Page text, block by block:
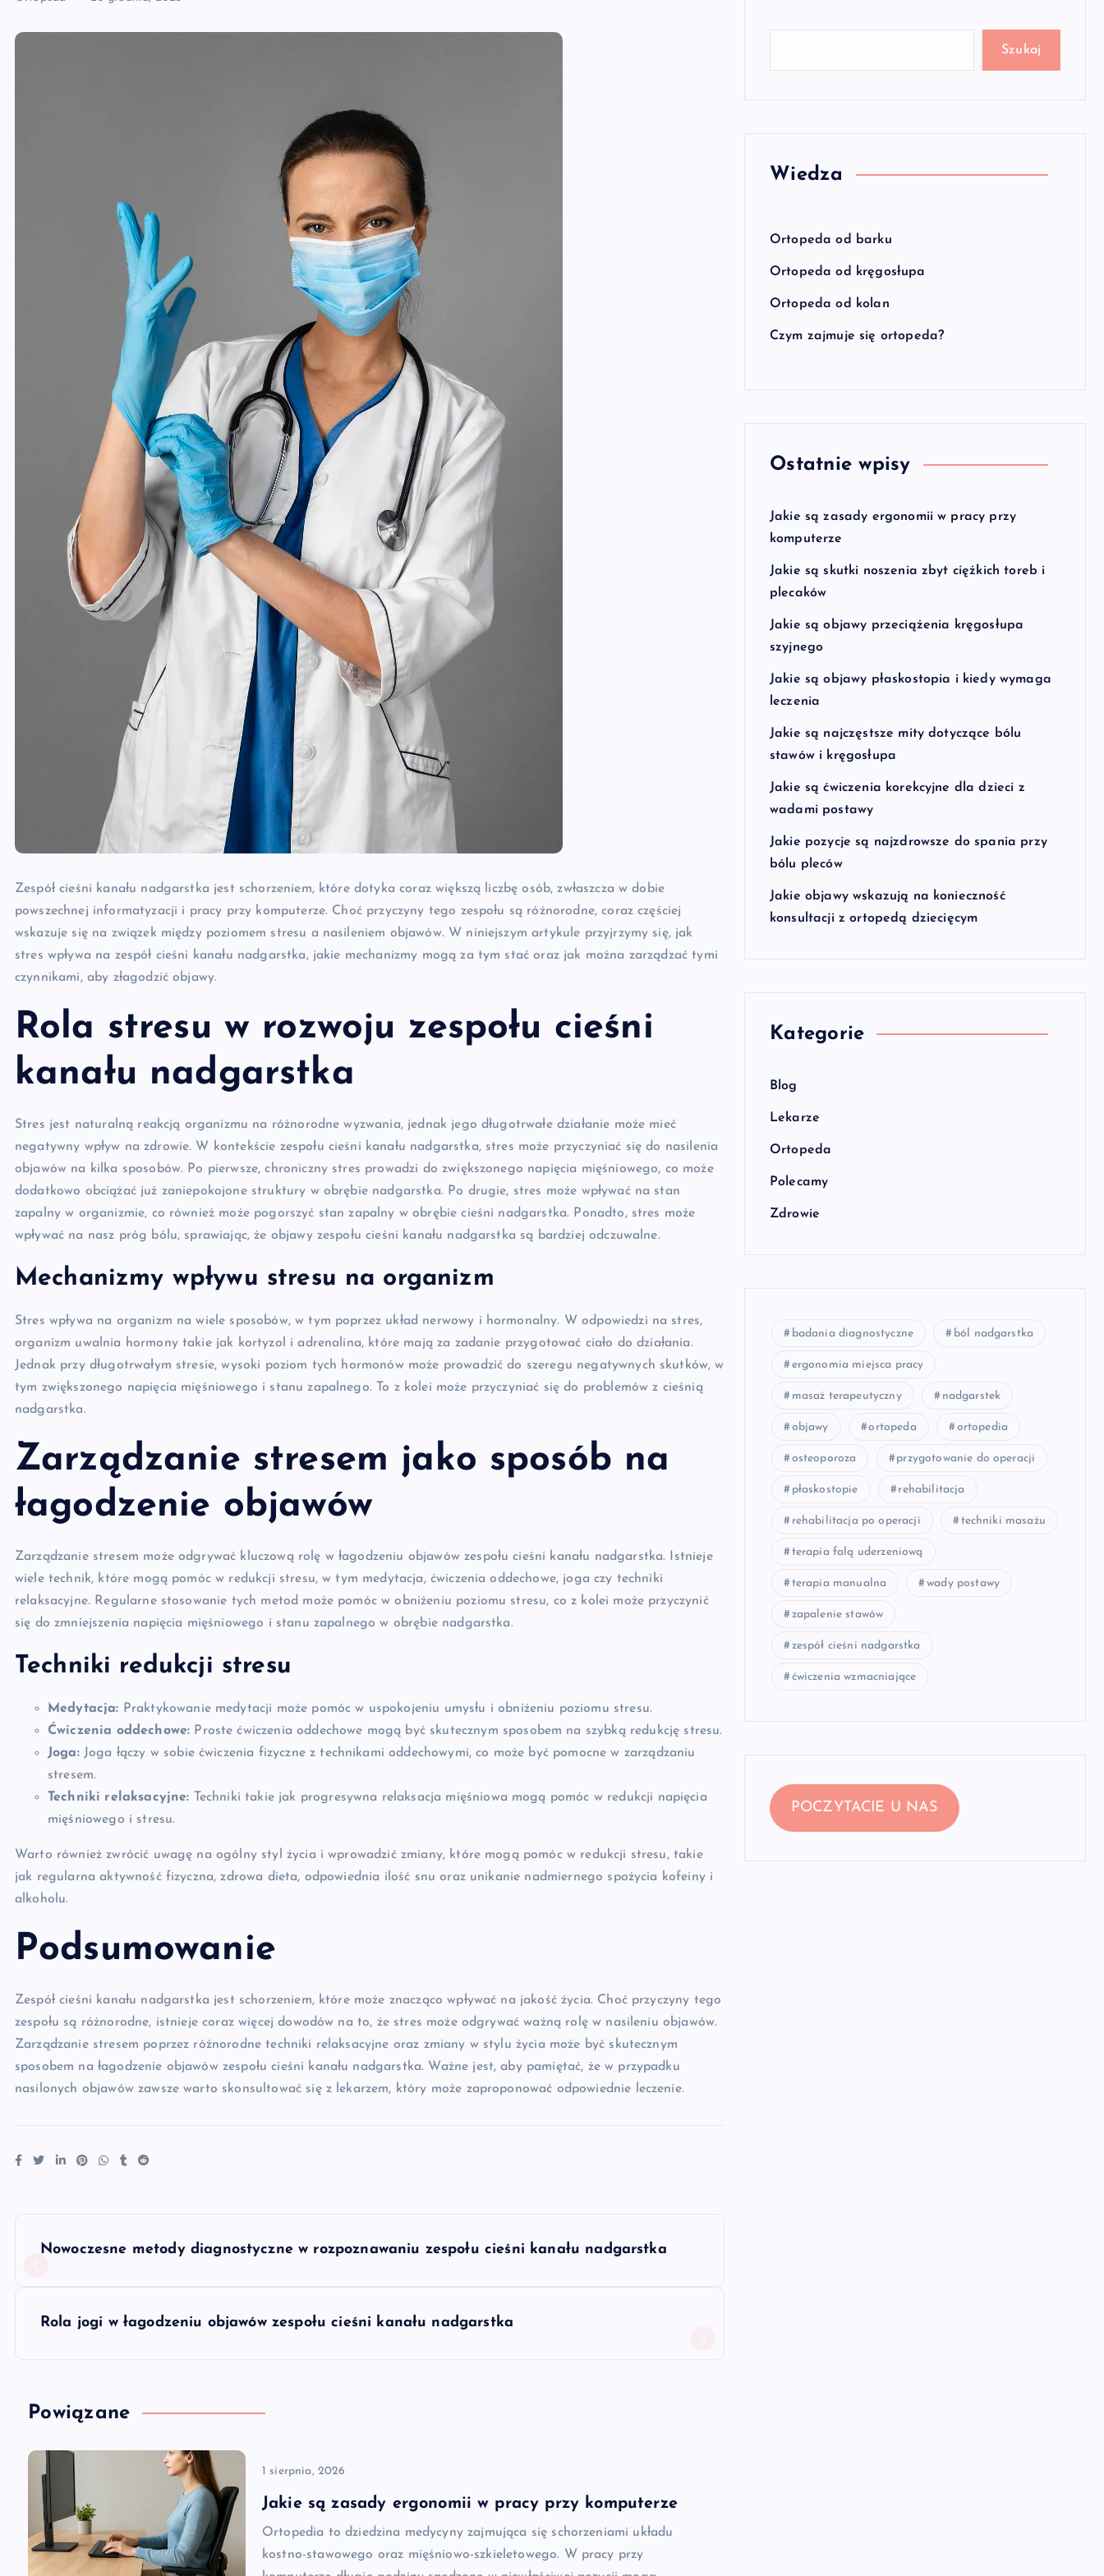
Zespół cieśni kanału nadgarstka jest schorzeniem, które dotyka coraz większą liczbę osób, zwłaszcza w dobie
powszechnej informatyzacji i pracy przy komputerze. Choć przyczyny tego zespołu są różnorodne, coraz częściej
wskazuje się na związek między poziomem stresu a nasileniem objawów. W niniejszym artykule przyjrzymy się, jak
stres wpływa na zespół cieśni kanału nadgarstka, jakie mechanizmy mogą za tym stać oraz jak można zarządzać tymi
czynnikami, aby złagodzić objawy.
Rola stresu w rozwoju zespołu cieśni
kanału nadgarstka
Stres jest naturalną reakcją organizmu na różnorodne wyzwania, jednak jego długotrwałe działanie może mieć
negatywny wpływ na zdrowie. W kontekście zespołu cieśni kanału nadgarstka, stres może przyczyniać się do nasilenia
objawów na kilka sposobów. Po pierwsze, chroniczny stres prowadzi do zwiększonego napięcia mięśniowego, co może
dodatkowo obciążać już zaniepokojone struktury w obrębie nadgarstka. Po drugie, stres może wpływać na stan
zapalny w organizmie, co również może pogorszyć stan zapalny w obrębie cieśni nadgarstka. Ponadto, stres może
wpływać na nasz próg bólu, sprawiając, że objawy zespołu cieśni kanału nadgarstka są bardziej odczuwalne.
Mechanizmy wpływu stresu na organizm
Stres wpływa na organizm na wiele sposobów, w tym poprzez układ nerwowy i hormonalny. W odpowiedzi na stres,
organizm uwalnia hormony takie jak kortyzol i adrenalina, które mają za zadanie przygotować ciało do działania.
Jednak przy długotrwałym stresie, wysoki poziom tych hormonów może prowadzić do szeregu negatywnych skutków, w
tym zwiększonego napięcia mięśniowego i stanu zapalnego. To z kolei może przyczyniać się do problemów z cieśnią
nadgarstka.
Zarządzanie stresem jako sposób na
łagodzenie objawów
Zarządzanie stresem może odgrywać kluczową rolę w łagodzeniu objawów zespołu cieśni kanału nadgarstka. Istnieje
wiele technik, które mogą pomóc w redukcji stresu, w tym medytacja, ćwiczenia oddechowe, joga czy techniki
relaksacyjne. Regularne stosowanie tych metod może pomóc w obniżeniu poziomu stresu, co z kolei może przyczynić
się do zmniejszenia napięcia mięśniowego i stanu zapalnego w obrębie nadgarstka.
Techniki redukcji stresu
Medytacja: Praktykowanie medytacji może pomóc w uspokojeniu umysłu i obniżeniu poziomu stresu.
Ćwiczenia oddechowe: Proste ćwiczenia oddechowe mogą być skutecznym sposobem na szybką redukcję stresu.
Joga:Joga łączy w sobie ćwiczenia fizyczne z technikami oddechowymi, co może być pomocne w zarządzaniu
stresem.
Techniki relaksacyjne: Techniki takie jak progresywna relaksacja mięśniowa mogą pomóc w redukcji napięcia
mięśniowego i stresu.
Warto również zwrócić uwagę na ogólny styl życia i wprowadzić zmiany, które mogą pomóc w redukcji stresu, takie
jak regularna aktywność fizyczna, zdrowa dieta, odpowiednia ilość snu oraz unikanie nadmiernego spożycia kofeiny i
alkoholu.
Podsumowanie
Zespół cieśni kanału nadgarstka jest schorzeniem, które może znacząco wpływać na jakość życia. Choć przyczyny tego
zespołu są różnorodne, istnieje coraz więcej dowodów na to, że stres może odgrywać ważną rolę w nasileniu objawów.
Zarządzanie stresem poprzez różnorodne techniki relaksacyjne oraz zmiany w stylu życia może być skutecznym
sposobem na łagodzenie objawów zespołu cieśni kanału nadgarstka. Ważne jest, aby pamiętać, że w przypadku
nasilonych objawów zawsze warto skonsultować się z lekarzem, który może zaproponować odpowiednie leczenie.
N
g
a
Nowoczesne metody diagnostyczne w rozpoznawaniu zespołu cieśni kanału nadgarstka
Rola jogi w łagodzeniu objawów zespołu cieśni kanału nadgarstka
Powiązane
1 sierpnia, 2026
Jakie są zasady ergonomii w pracy przy komputerze
Ortopedia to dziedzina medycyny zajmująca się schorzeniami układu
kostno-stawowego oraz mięśniowo-szkieletowego. W pracy przy
Szukaj
Wiedza
Ortopeda od barku
Ortopeda od kręgosłupa
Ortopeda od kolan
Czym zajmuje się ortopeda?
Ostatnie wpisy
Jakie są zasady ergonomii w pracy przy
komputerze
Jakie są skutki noszenia zbyt ciężkich toreb i
plecaków
Jakie są objawy przeciążenia kręgosłupa
szyjnego
Jakie są objawy płaskostopia i kiedy wymaga
leczenia
Jakie są najczęstsze mity dotyczące bólu
stawów i kręgosłupa
Jakie są ćwiczenia korekcyjne dla dzieci z
wadami postawy
Jakie pozycje są najzdrowsze do spania przy
bólu pleców
Jakie objawy wskazują na konieczność
konsultacji z ortopedą dziecięcym
Kategorie
Blog
Lekarze
Ortopeda
Polecamy
Zdrowie
badania diagnostyczne ból nadgarstka
ergonomia miejsca pracy
masaż terapeutyczny nadgarstek
objawy ortopeda ortopedia
osteoporoza przygotowanie do operacji
płaskostopie rehabilitacja
rehabilitacja po operacji techniki masażu
terapia falą uderzeniową
terapia manualna wady postawy
zapalenie stawów
zespół cieśni nadgarstka
ćwiczenia wzmacniające
POCZYTACIE U NAS